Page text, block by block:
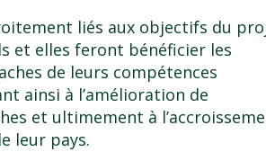
liés aux objectifs du
et elles feront bénéficier les
de leurs compétences
ainsi à l’amélioration de
et ultimement à
leur pays.